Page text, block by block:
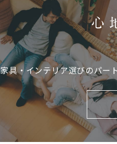
家具・インテリア選びのパー